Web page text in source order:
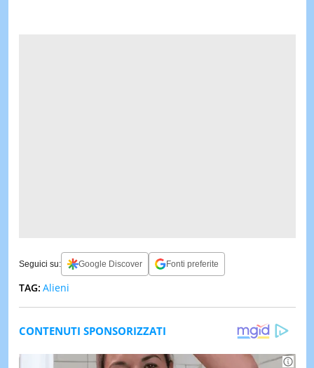
Seguici su: Google Discover Fonti preferite
TAG: Alieni